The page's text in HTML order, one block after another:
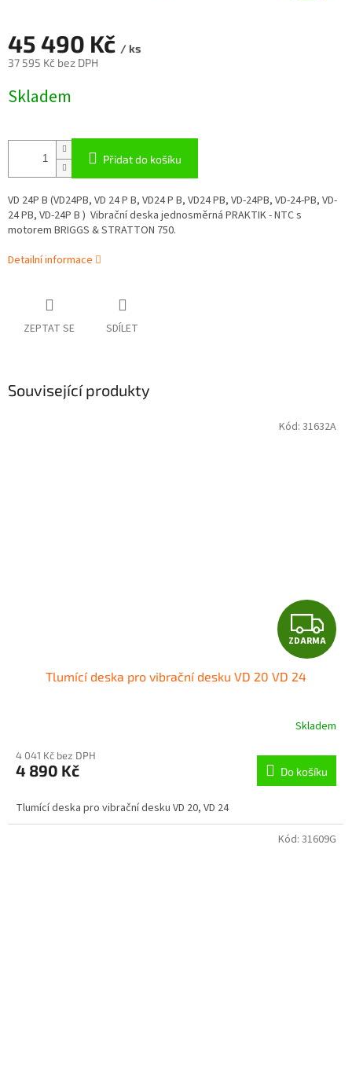
45 490 Kč / ks
37 595 Kč bez DPH
cena:
Skladem
Přidat do košíku
VD 24P B (VD24PB, VD 24 P B, VD24 P B, VD24 PB, VD-24PB, VD-24-PB, VD-
24 PB, VD-24P B ) Vibrační deska jednosměrná PRAKTIK - NTC s
motorem BRIGGS & STRATTON 750.
Detailní informace
ZEPTAT SE SDÍLET
Související produkty
Z
D
R
M
A
ZDARMA
Tlumící deska pro vibrační desku VD 20 VD 24
Skladem
4 041 Kč bez DPH
4 890 Kč Do košíku
Tlumící deska pro vibrační desku VD 20, VD 24
Kód: 31632A
Kód: 31609G